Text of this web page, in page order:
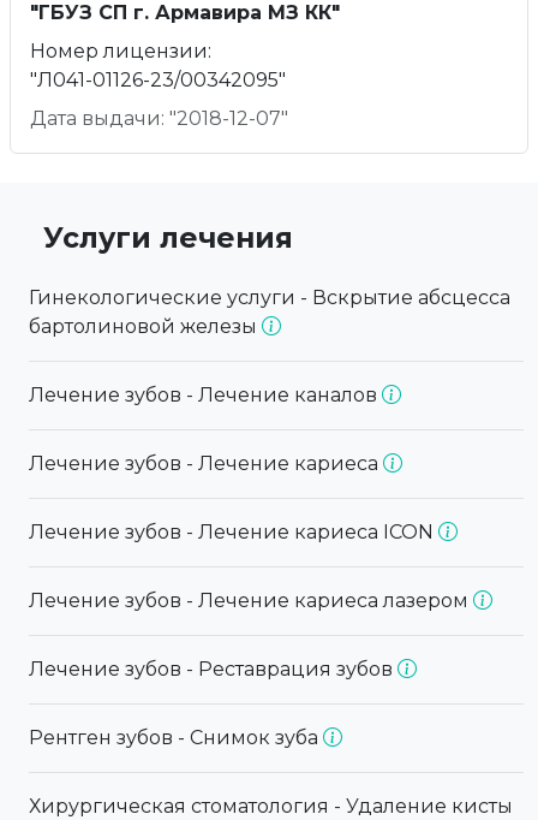
"ГБУЗ СП г. Армавира МЗ КК"
Номер лицензии:
"Л041-01126-23/00342095"
Дата выдачи: "2018-12-07"
Услуги лечения
Гинекологические услуги - Вскрытие абсцесса
бартолиновой железы
Лечение зубов - Лечение каналов
Лечение зубов - Лечение кариеса
Лечение зубов - Лечение кариеса ICON
Лечение зубов - Лечение кариеса лазером
Лечение зубов - Реставрация зубов
Рентген зубов - Снимок зуба
Хирургическая стоматология - Удаление кисты